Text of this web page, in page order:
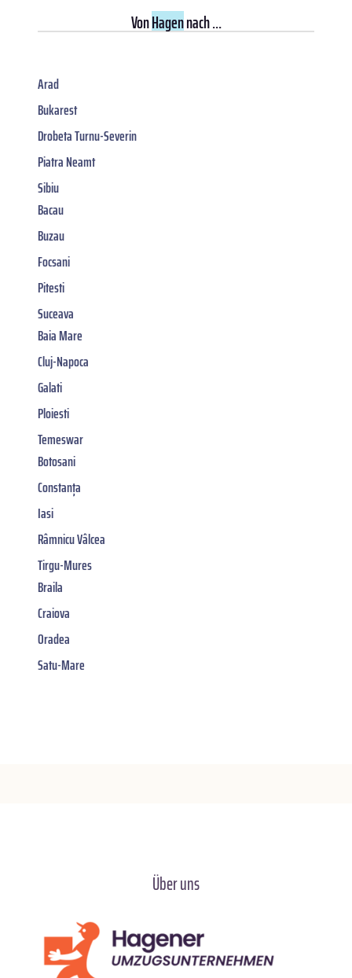
VonHagennach ...
Arad
Bukarest
Drobeta Turnu-Severin
Piatra Neamt
Sibiu
Bacau
Buzau
Focsani
Pitesti
Suceava
Baia Mare
Cluj-Napoca
Galati
Ploiesti
Temeswar
Botosani
Constanța
Iasi
Râmnicu Vâlcea
Tirgu-Mures
Braila
Craiova
Oradea
Satu-Mare
Über uns